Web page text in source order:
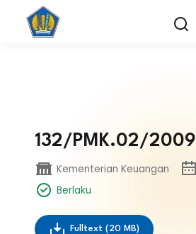
132/PMK.02/2009
Kementerian Keuangan
Berlaku
Fulltext (20 MB)